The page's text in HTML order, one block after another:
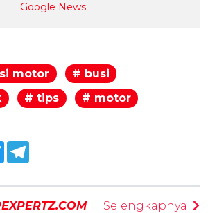
Google News
motor
# busi
# tips # motor
Twitter
Selengkapnya